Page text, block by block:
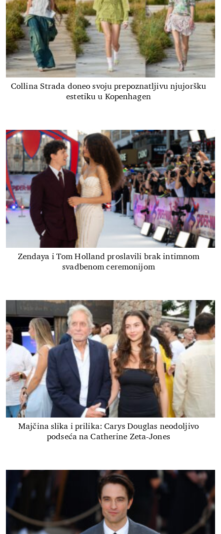
Collina Strada doneo svoju prepoznatljivu njujoršku
estetiku u Kopenhagen
Zendaya i Tom Holland proslavili brak intimnom
svadbenom ceremonijom
Majčina slika i prilika: Carys Douglas neodoljivo
podseća na Catherine Zeta-Jones